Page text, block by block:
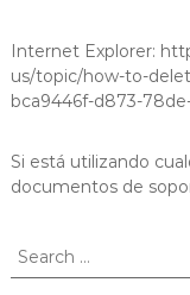
Internet Explorer:
us/topic/how-to-
bca9446f-d873-
Si está utilizando
documentos de
Search